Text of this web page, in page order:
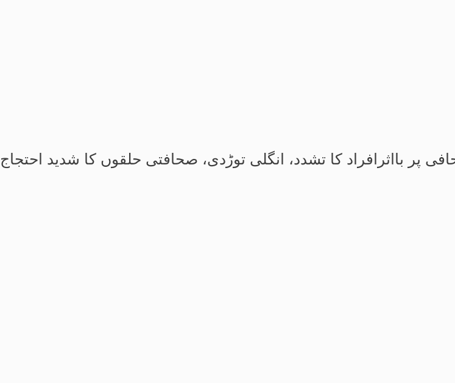
پر بااثرافراد کا تشدد، انگلی توڑدی، صحافتی حلقوں کا شدید احتجاج